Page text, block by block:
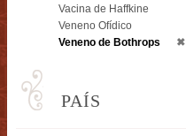
Vacina de Haffkine
Veneno Ofídico
Veneno de Bothrops
✖
PAÍS